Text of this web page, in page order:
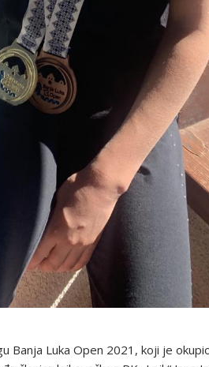
Banja Luka Open 2021, koji je